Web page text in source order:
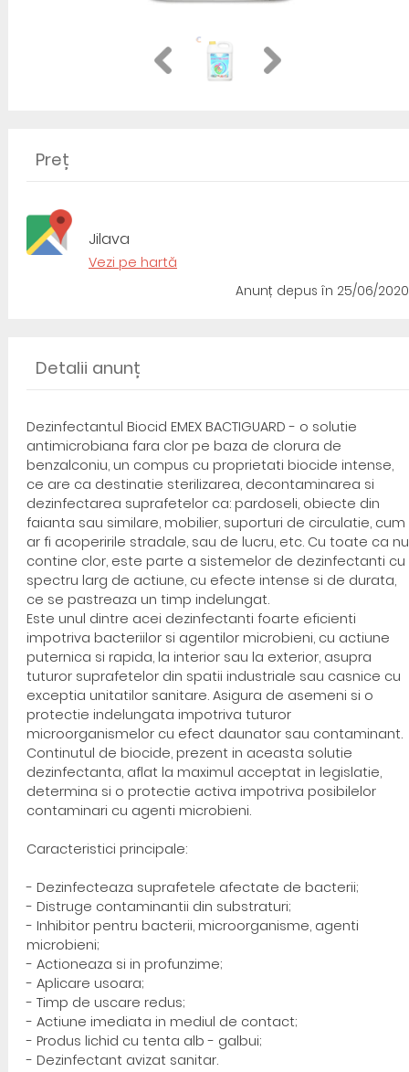
Preț
Jilava
Vezi pe hartă
Anunț depus în 25/06/2020
Detalii anunț
Dezinfectantul Biocid EMEX BACTIGUARD - o solutie
antimicrobiana fara clor pe baza de clorura de
benzalconiu, un compus cu proprietati biocide intense,
ce are ca destinatie sterilizarea, decontaminarea si
dezinfectarea suprafetelor ca: pardoseli, obiecte din
faianta sau similare, mobilier, suporturi de circulatie, cum
ar fi acoperirile stradale, sau de lucru, etc. Cu toate ca nu
contine clor, este parte a sistemelor de dezinfectanti cu
spectru larg de actiune, cu efecte intense si de durata,
ce se pastreaza un timp indelungat.
Este unul dintre acei dezinfectanti foarte eficienti
impotriva bacteriilor si agentilor microbieni, cu actiune
puternica si rapida, la interior sau la exterior, asupra
tuturor suprafetelor din spatii industriale sau casnice cu
exceptia unitatilor sanitare. Asigura de asemeni si o
protectie indelungata impotriva tuturor
microorganismelor cu efect daunator sau contaminant.
Continutul de biocide, prezent in aceasta solutie
dezinfectanta, aflat la maximul acceptat in legislatie,
determina si o protectie activa impotriva posibilelor
contaminari cu agenti microbieni.
Caracteristici principale:
- Dezinfecteaza suprafetele afectate de bacterii;
- Distruge contaminantii din substraturi;
- Inhibitor pentru bacterii, microorganisme, agenti
microbieni;
- Actioneaza si in profunzime;
- Aplicare usoara;
- Timp de uscare redus;
- Actiune imediata in mediul de contact;
- Produs lichid cu tenta alb - galbui;
- Dezinfectant avizat sanitar.